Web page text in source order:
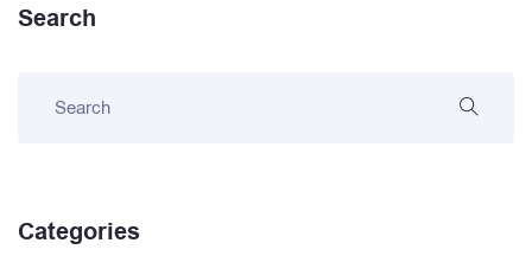
Search
Categories